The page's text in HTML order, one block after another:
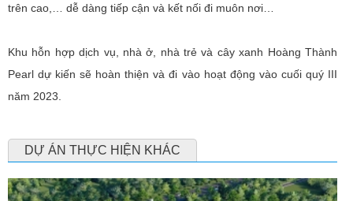
trên cao,… dễ dàng tiếp cận và kết nối đi muôn nơi…
Khu hỗn hợp dịch vụ, nhà ở, nhà trẻ và cây xanh Hoàng Thành
Pearl dự kiến sẽ hoàn thiện và đi vào hoạt động vào cuối quý III
năm 2023.
DỰ ÁN THỰC HIỆN KHÁC